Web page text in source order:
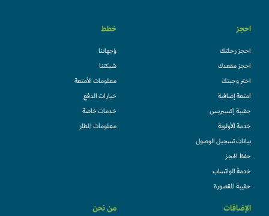
احجز
احجز رحلتك
احجز مقعدك
اختر وجبتك
امتعة إضافية
حقيبة إكسبريس
خدمة الأولوية
بيانات تسجيل الوصول
حفظ الحجز
خدمة الواتساب
حقيبة المقصورة
خطط
وُجهاتنا
شبكتنا
معلومات الأمتعة
خيارات الدفع
خدمات خاصة
معلومات المطار
الإضافات من نحن